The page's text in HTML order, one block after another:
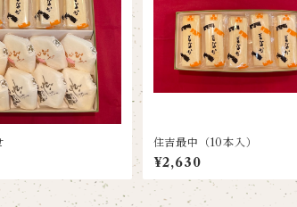
住吉最中（10本入）
¥2,630